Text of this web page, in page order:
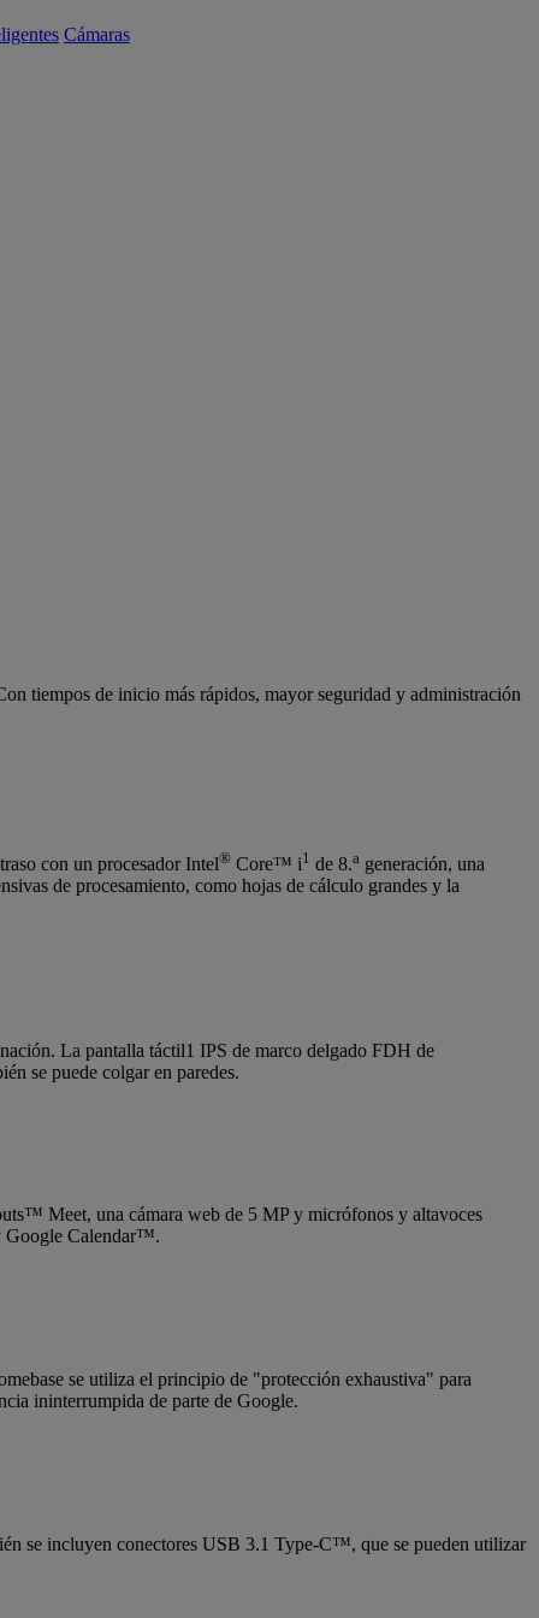
Cámaras
tiempos de inicio más rápidos, mayor seguridad y administración
con un procesador Intel® Core™ i1 de 8.a generación, una
de procesamiento, como hojas de cálculo grandes y la
La pantalla táctil1 IPS de marco delgado FDH de
se puede colgar en paredes.
Meet, una cámara web de 5 MP y micrófonos y altavoces
Google Calendar™.
se utiliza el principio de "protección exhaustiva" para
ininterrumpida de parte de Google.
se incluyen conectores USB 3.1 Type-C™, que se pueden utilizar